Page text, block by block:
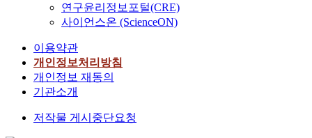
연구윤리정보포털(CRE)
사이언스온 (ScienceON)
이용약관
개인정보처리방침
개인정보 재동의
기관소개
저작물 게시중단요청